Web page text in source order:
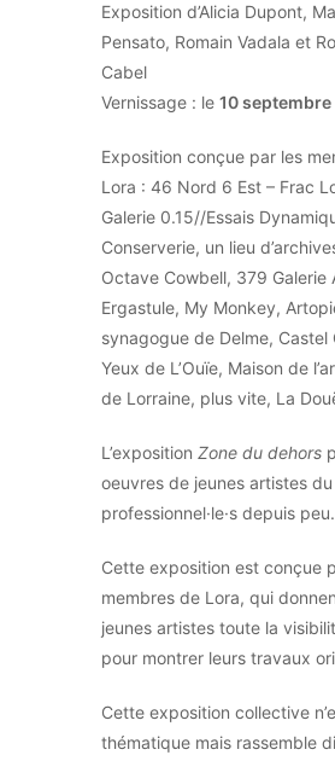
Exposition d’Alicia Dupont,
Pensato, Romain Vadala et
Cabel
Vernissage : le 10 septembre
Exposition conçue par les
Lora : 46 Nord 6 Est – Frac
Galerie 0.15//Essais
Conserverie, un lieu
Octave Cowbell, 379 Galerie
Ergastule, My Monkey,
synagogue de Delme, Castel
Yeux de L’Ouïe, Maison de
de Lorraine, plus vite, La
L’exposition Zone du dehors
oeuvres de jeunes artistes
professionnel·le·s depuis peu.
Cette exposition est conçue
membres de Lora, qui
jeunes artistes toute la
pour montrer leurs travaux
Cette exposition collective
thématique mais rassemble